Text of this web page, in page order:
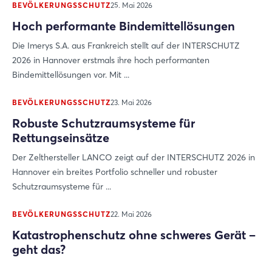
BEVÖLKERUNGSSCHUTZ25. Mai 2026
Hoch performante Bindemittellösungen
Die Imerys S.A. aus Frankreich stellt auf der INTERSCHUTZ
2026 in Hannover erstmals ihre hoch performanten
Bindemittellösungen vor. Mit ...
BEVÖLKERUNGSSCHUTZ23. Mai 2026
Robuste Schutzraumsysteme für
Rettungseinsätze
Der Zelthersteller LANCO zeigt auf der INTERSCHUTZ 2026 in
Hannover ein breites Portfolio schneller und robuster
Schutzraumsysteme für ...
BEVÖLKERUNGSSCHUTZ22. Mai 2026
Katastrophenschutz ohne schweres Gerät –
geht das?